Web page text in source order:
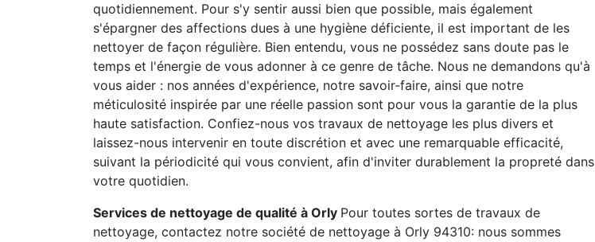
quotidiennement. Pour s'y sentir aussi bien que possible, mais également
s'épargner des affections dues à une hygiène déficiente, il est important de les
nettoyer de façon régulière. Bien entendu, vous ne possédez sans doute pas le
temps et l'énergie de vous adonner à ce genre de tâche. Nous ne demandons qu'à
vous aider : nos années d'expérience, notre savoir-faire, ainsi que notre
méticulosité inspirée par une réelle passion sont pour vous la garantie de la plus
haute satisfaction. Confiez-nous vos travaux de nettoyage les plus divers et
laissez-nous intervenir en toute discrétion et avec une remarquable efficacité,
suivant la périodicité qui vous convient, afin d'inviter durablement la propreté dans
votre quotidien.
Services de nettoyage de qualité à Orly Pour toutes sortes de travaux de
nettoyage, contactez notre société de nettoyage à Orly 94310: nous sommes